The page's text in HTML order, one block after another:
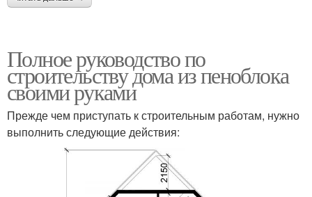
Полное руководство по
строительству дома из пеноблока
своими руками
Прежде чем приступать к строительным работам, нужно
выполнить следующие действия: